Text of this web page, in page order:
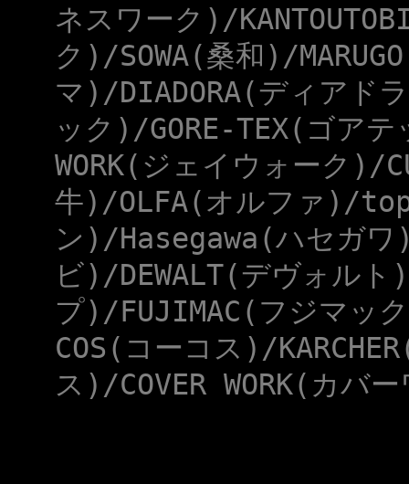
ネスワーク)/
ク)/SOWA(桑和)/
マ)/DIADORA(ディアド
ック)/GORE-TEX(ゴア
WORK(ジェイウォーク)/
牛)/OLFA(オルファ)/
ン)/Hasegawa(ハセガ
ビ)/DEWALT(デヴォル
プ)/FUJIMAC(フジマッ
COS(コーコス)/
ス)/COVER WORK(カ